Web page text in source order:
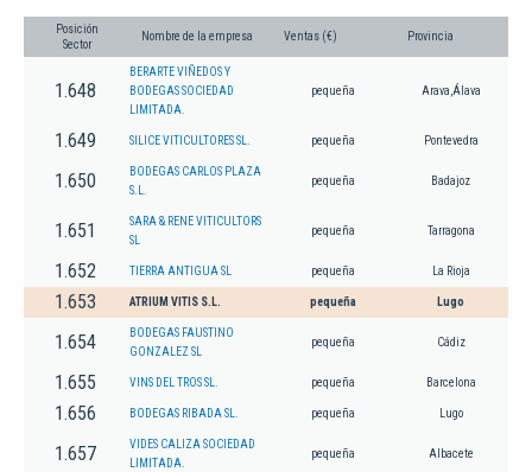
Posición
Sector
Nombre de la empresa Ventas (€) Provincia
1.648
BERARTE VIÑEDOS Y
BODEGAS SOCIEDAD
LIMITADA.
pequeña Arava,Álava
1.649 SILICE VITICULTORES SL. pequeña Pontevedra
1.650
BODEGAS CARLOS PLAZA
S.L.
pequeña Badajoz
1.651
SARA & RENE VITICULTORS
SL
pequeña Tarragona
1.652 TIERRA ANTIGUA SL pequeña La Rioja
1.653 ATRIUM VITIS S.L. pequeña Lugo
1.654
BODEGAS FAUSTINO
GONZALEZ SL
pequeña Cádiz
1.655 VINS DEL TROS SL. pequeña Barcelona
1.656 BODEGAS RIBADA SL. pequeña Lugo
1.657
VIDES CALIZA SOCIEDAD
LIMITADA.
pequeña Albacete